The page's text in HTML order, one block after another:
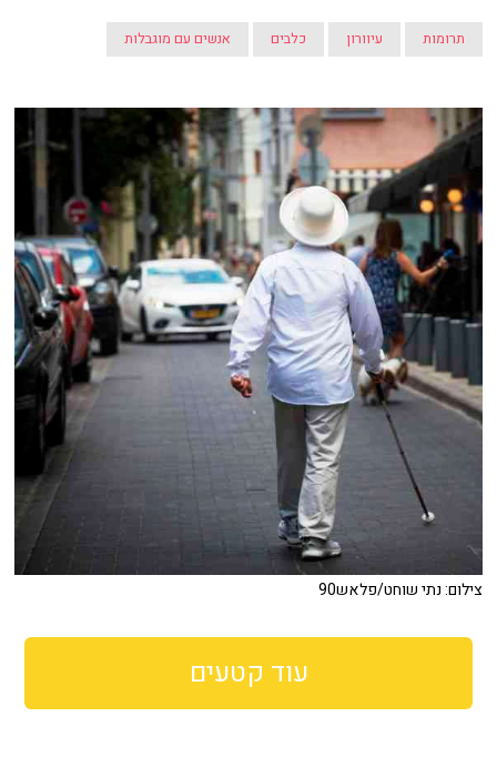
תרומות עיוורון כלבים אנשים עם מוגבלות
צילום: נתי שוחט/פלאש90
עוד קטעים